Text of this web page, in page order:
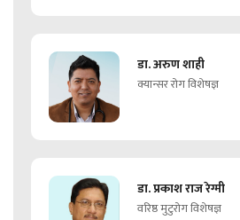
डा. अरुण शाही
क्यान्सर रोग विशेषज्ञ
डा. प्रकाश राज रेग्मी
वरिष्ठ मुटुरोग विशेषज्ञ